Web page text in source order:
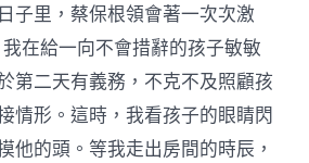
子里，蔡保根領會著一次次激
在給一向不會措辭的孩子敏敏
第二天有義務，不克不及照顧孩
情形。這時，我看孩子的眼睛閃
他的頭。等我走出房間的時辰，